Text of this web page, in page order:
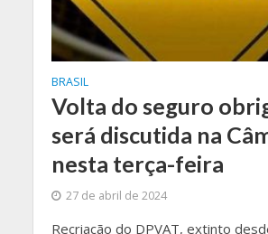
BRASIL
Volta do seguro
será discutida na
nesta terça-feira
27 de abril de 2024
Recriação do DPVAT, extinto